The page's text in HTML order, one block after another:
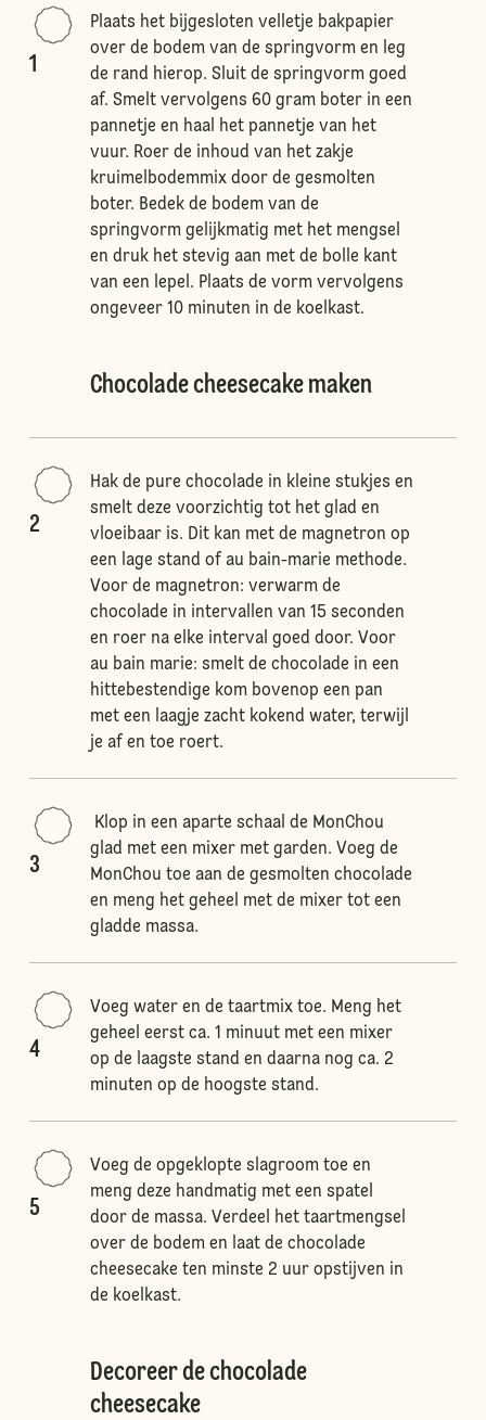
1
Plaats het bijgesloten velletje bakpapier
over de bodem van de springvorm en leg
de rand hierop. Sluit de springvorm goed
af. Smelt vervolgens 60 gram boter in een
pannetje en haal het pannetje van het
vuur. Roer de inhoud van het zakje
kruimelbodemmix door de gesmolten
boter. Bedek de bodem van de
springvorm gelijkmatig met het mengsel
en druk het stevig aan met de bolle kant
van een lepel. Plaats de vorm vervolgens
ongeveer 10 minuten in de koelkast.
Chocolade cheesecake maken
2
Hak de pure chocolade in kleine stukjes en
smelt deze voorzichtig tot het glad en
vloeibaar is. Dit kan met de magnetron op
een lage stand of au bain-marie methode.
Voor de magnetron: verwarm de
chocolade in intervallen van 15 seconden
en roer na elke interval goed door. Voor
au bain marie: smelt de chocolade in een
hittebestendige kom bovenop een pan
met een laagje zacht kokend water, terwijl
je af en toe roert.
3
Klop in een aparte schaal de MonChou
glad met een mixer met garden. Voeg de
MonChou toe aan de gesmolten chocolade
en meng het geheel met de mixer tot een
gladde massa.
4
Voeg water en de taartmix toe. Meng het
geheel eerst ca. 1 minuut met een mixer
op de laagste stand en daarna nog ca. 2
minuten op de hoogste stand.
5
Voeg de opgeklopte slagroom toe en
meng deze handmatig met een spatel
door de massa. Verdeel het taartmengsel
over de bodem en laat de chocolade
cheesecake ten minste 2 uur opstijven in
de koelkast.
Decoreer de chocolade
cheesecake